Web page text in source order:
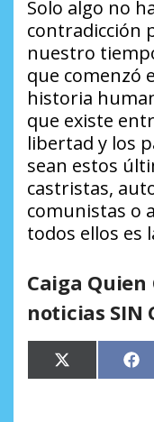
Solo algo no
contradicción
nuestro
que comenzó
historia
que existe
libertad y los
sean estos
castristas,
comunistas o
todos ellos es
Caiga
noticias SIN
Compartir
en
X
(Twitter) en